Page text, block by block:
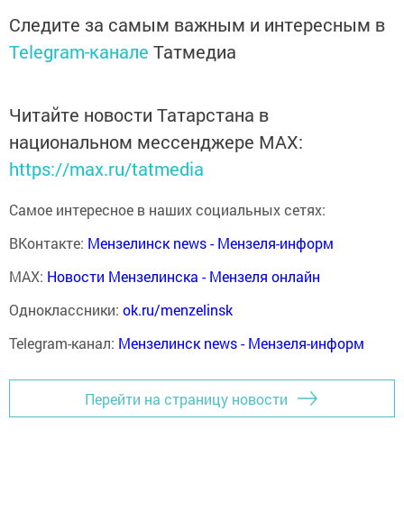
Следите за самым важным и интересным в
Telegram-канале Татмедиа
Читайте новости Татарстана в
национальном мессенджере MАХ:
https://max.ru/tatmedia
Самое интересное в наших социальных сетях:
ВКонтакте: Мензелинск news - Мензеля-информ
MAX: Новости Мензелинска - Мензеля онлайн
Одноклассники: ok.ru/menzelinsk
Telegram-канал: Мензелинск news - Мензеля-информ
Перейти на страницу новости